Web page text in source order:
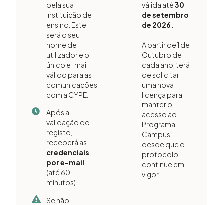
pela sua
instituição de
ensino. Este
será o seu
nome de
utilizador e o
único e-mail
válido para as
comunicações
com a CYPE.
Após a
validação do
registo,
receberá as
credenciais
por e-mail
(até 60
minutos).
Se não
válida até30
de setembro
de 2026.
A partir de 1 de
Outubro de
cada ano, terá
de solicitar
uma nova
licença para
manter o
acesso ao
Programa
Campus,
desde que o
protocolo
continue em
vigor.